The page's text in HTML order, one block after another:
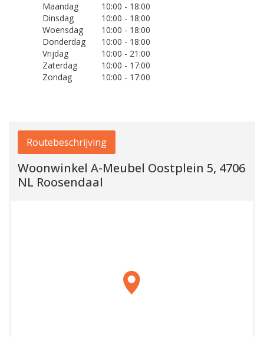
Maandag
10:00 - 18:00
Dinsdag
10:00 - 18:00
Woensdag
10:00 - 18:00
Donderdag
10:00 - 18:00
Vrijdag
10:00 - 21:00
Zaterdag
10:00 - 17:00
Zondag
10:00 - 17:00
Routebeschrijving
Woonwinkel A-Meubel Oostplein 5, 4706
NL Roosendaal